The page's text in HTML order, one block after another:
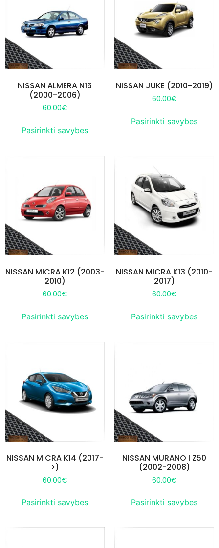
NISSAN ALMERA N16
(2000-2006)
60.00€
Pasirinkti savybes
NISSAN JUKE (2010-2019)
60.00€
Pasirinkti savybes
NISSAN MICRA K12 (2003-
2010)
60.00€
Pasirinkti savybes
NISSAN MICRA K13 (2010-
2017)
60.00€
Pasirinkti savybes
NISSAN MICRA K14 (2017-
>)
60.00€
Pasirinkti savybes
NISSAN MURANO I Z50
(2002-2008)
60.00€
Pasirinkti savybes